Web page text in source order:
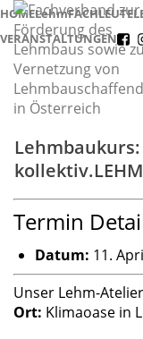
HOMELehmFACHLEUTE
VERANSTALTUNGEN
Termin
Datum: 11.
Unser Lehm-
Ort: Klimaoase in